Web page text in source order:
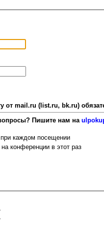
от mail.ru (list.ru, bk.ru)
Пишите нам на
каждом посещении
конференции в этот раз